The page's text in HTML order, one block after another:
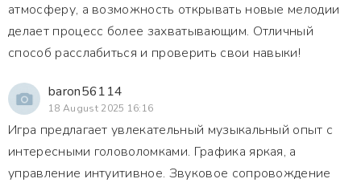
атмосферу, а возможность открывать новые мелодии
делает процесс более захватывающим. Отличный
способ расслабиться и проверить свои навыки!
baron56114
18 August 2025 16:16
Игра предлагает увлекательный музыкальный опыт с
интересными головоломками. Графика яркая, а
управление интуитивное. Звуковое сопровождение